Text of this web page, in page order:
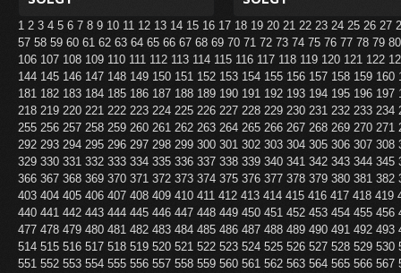
1 2 3 4 5 6 7 8 9 10 11 12 13 14 15 16 17 18 19 20 21 22 23 24 25 26 27
57 58 59 60 61 62 63 64 65 66 67 68 69 70 71 72 73 74 75 76 77 78 79
106 107 108 109 110 111 112 113 114 115 116 117 118 119 120 121 122
144 145 146 147 148 149 150 151 152 153 154 155 156 157 158 159 160
181 182 183 184 185 186 187 188 189 190 191 192 193 194 195 196 197
218 219 220 221 222 223 224 225 226 227 228 229 230 231 232 233 234
255 256 257 258 259 260 261 262 263 264 265 266 267 268 269 270 271
292 293 294 295 296 297 298 299 300 301 302 303 304 305 306 307 308
329 330 331 332 333 334 335 336 337 338 339 340 341 342 343 344 345
366 367 368 369 370 371 372 373 374 375 376 377 378 379 380 381 382
403 404 405 406 407 408 409 410 411 412 413 414 415 416 417 418 419
440 441 442 443 444 445 446 447 448 449 450 451 452 453 454 455 456
477 478 479 480 481 482 483 484 485 486 487 488 489 490 491 492 493
514 515 516 517 518 519 520 521 522 523 524 525 526 527 528 529 530
551 552 553 554 555 556 557 558 559 560 561 562 563 564 565 566 567